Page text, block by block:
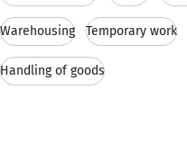
Warehousing Temporary work
Handling of goods